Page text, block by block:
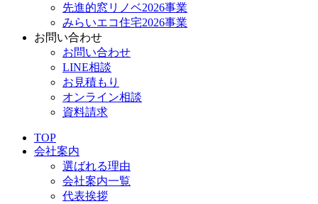
先進的窓リノベ2026事業
みらいエコ住宅2026事業
お問い合わせ
お問い合わせ
LINE相談
お見積もり
オンライン相談
資料請求
TOP
会社案内
選ばれる理由
会社案内一覧
代表挨拶